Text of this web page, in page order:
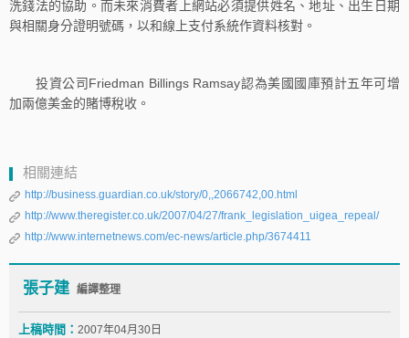
洗錢法的協助。而未來消費者上網站必須提供姓名、地址、出生日期
與相關身分證明號碼，以和線上支付系統作資料核對。
投資公司Friedman Billings Ramsay認為美國國庫預計五年可增
加兩億美金的賭博稅收。
相關連結
http://business.guardian.co.uk/story/0,,2066742,00.html
http://www.theregister.co.uk/2007/04/27/frank_legislation_uigea_repeal/
http://www.internetnews.com/ec-news/article.php/3674411
張子建 編譯整理
上稿時間： 2007年04月30日